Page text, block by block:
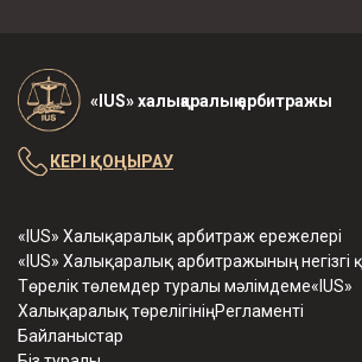
«IUS» халықаралық арбитражы
«IUS» Халықаралық арбитраж ережелері
«IUS» Халықаралық арбитражының негізгі
Төрелік төлемдер туралы мәлімдеме«IUS»
Халықаралық төрелігініңРегламенті
Байланыстар
КЕРІ ҚОҢЫРАУ